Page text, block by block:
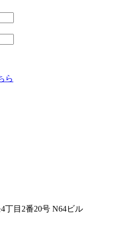
ら
丁目2番20号 N64ビル